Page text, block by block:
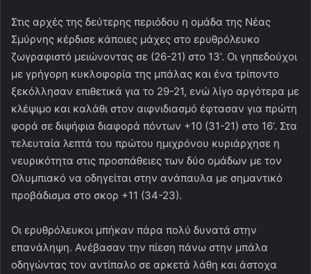
Στις αρχές της δεύτερης περιόδου η ομάδα της Νέας
Σμύρνης κέρδισε κάποιες μάχες στο ερυθρόλευκο
ζωγραφιστό μειώνοντας σε (26-21) στο 13’. Οι γηπεδούχοι
με γρήγορη κυκλοφορία της μπάλας και ένα τρίποντο
ξεκόλλησαν επιθετικά για το 29-21, ενώ λίγο αργότερα με
κλέψιμο και καλάθι στον αιφνιδιασμό έφτασαν για πρώτη
φορά σε διψήφια διαφορά πόντων +10 (31-21) στο 16’. Στα
τελευταία λεπτά του πρώτου ημιχρόνου κυριάρχησε η
νευρικότητα στις προσπάθειες των δύο ομάδων με τον
Ολυμπιακό να οδηγείται στην ανάπαυλα με σημαντικό
προβάδισμα στο σκορ +11 (34-23).
Οι ερυθρόλευκοι μπήκαν πάρα πολύ δυνατά στην
επανάληψη. Ανέβασαν την πίεση πάνω στην μπάλα
οδηγώντας τον αντίπαλο σε αρκετά λάθη και άστοχα